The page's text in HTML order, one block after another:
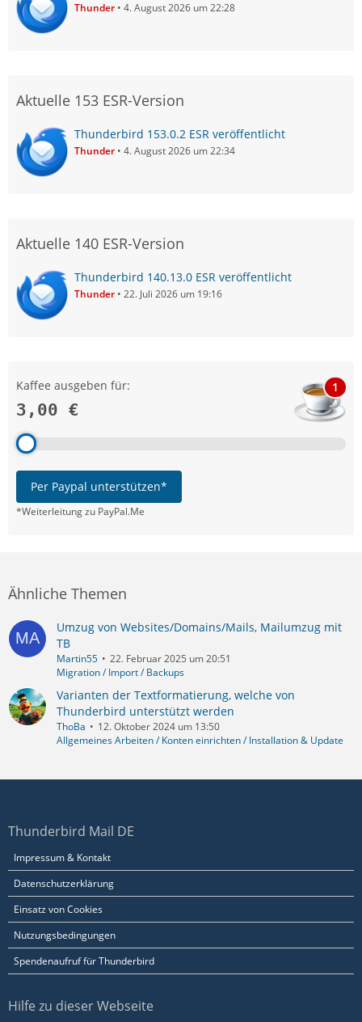
Thunder 4. August 2026 um 22:28
Aktuelle 153 ESR-Version
Thunderbird 153.0.2 ESR veröffentlicht
Thunder 4. August 2026 um 22:34
Aktuelle 140 ESR-Version
Thunderbird 140.13.0 ESR veröffentlicht
Thunder 22. Juli 2026 um 19:16
Kaffee ausgeben für:
3,00 €
1
Per Paypal unterstützen*
*Weiterleitung zu PayPal.Me
Ähnliche Themen
Umzug von Websites/Domains/Mails, Mailumzug mit
TB
Martin55
22. Februar 2025 um 20:51
Migration / Import / Backups
Varianten der Textformatierung, welche von
Thunderbird unterstützt werden
ThoBa
12. Oktober 2024 um 13:50
Allgemeines Arbeiten / Konten einrichten / Installation & Update
Thunderbird Mail DE
Impressum & Kontakt
Datenschutzerklärung
Einsatz von Cookies
Nutzungsbedingungen
Spendenaufruf für Thunderbird
Hilfe zu dieser Webseite